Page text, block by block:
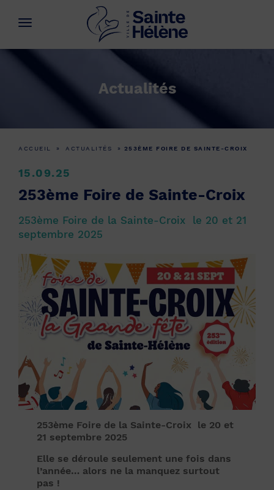
Actualités
ACCUEIL » ACTUALITÉS » 253ÈME FOIRE DE SAINTE-CROIX
15.09.25
253ème Foire de Sainte-Croix
253ème Foire de la Sainte-Croix le 20 et 21
septembre 2025
253ème Foire de la Sainte-Croix le 20 et
21 septembre 2025
Elle se déroule seulement une fois dans
l’année… alors ne la manquez surtout
pas !